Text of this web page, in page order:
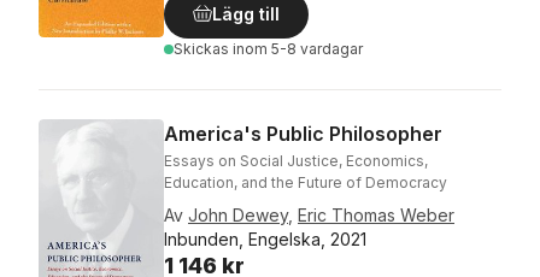
Lägg till
Skickas inom 5-8 vardagar
America's Public Philosopher
Essays on Social Justice, Economics,
Education, and the Future of Democracy
Av John Dewey, Eric Thomas Weber
Inbunden, Engelska, 2021
1 146 kr